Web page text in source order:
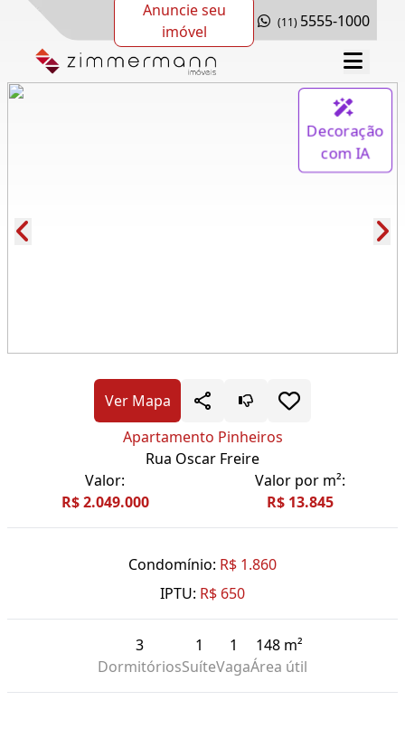
Anuncie seu
imóvel
(11) 5555-1000
Decoração
com IA
Ver Mapa
Apartamento Pinheiros
Rua Oscar Freire
Valor:
R$ 2.049.000
Valor por m²:
R$ 13.845
Condomínio: R$ 1.860
IPTU: R$ 650
3
Dormitórios
1
Suíte
1
Vaga
148 m²
Área útil